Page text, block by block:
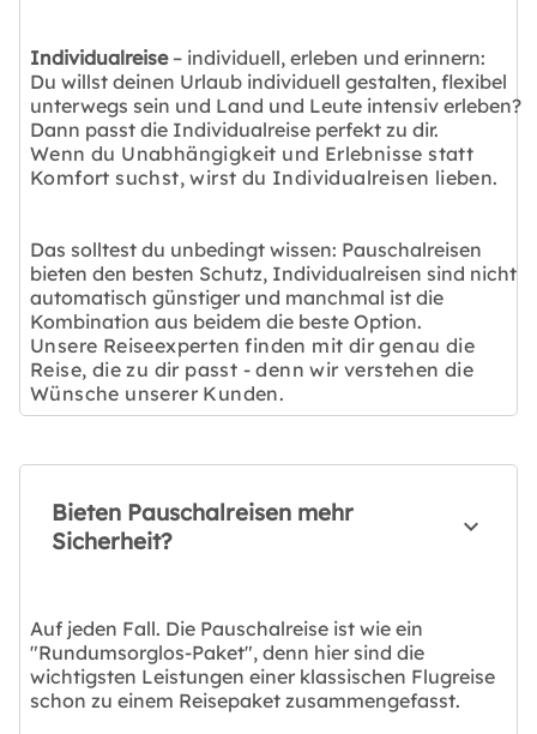
Individualreise– individuell, erleben und erinnern:
Du willst deinen Urlaub individuell gestalten, flexibel
unterwegs sein und Land und Leute intensiv erleben?
Dann passt die Individualreise perfekt zu dir.
Wenn du Unabhängigkeit und Erlebnisse statt
Komfort suchst, wirst du Individualreisen lieben.
Das solltest du unbedingt wissen: Pauschalreisen
bieten den besten Schutz, Individualreisen sind nicht
automatisch günstiger und manchmal ist die
Kombination aus beidem die beste Option.
Unsere Reiseexperten finden mit dir genau die
Reise, die zu dir passt - denn wir verstehen die
Wünsche unserer Kunden.
Bieten Pauschalreisen mehr
Sicherheit?
Auf jeden Fall. Die Pauschalreise ist wie ein
"Rundumsorglos-Paket", denn hier sind die
wichtigsten Leistungen einer klassischen Flugreise
schon zu einem Reisepaket zusammengefasst.